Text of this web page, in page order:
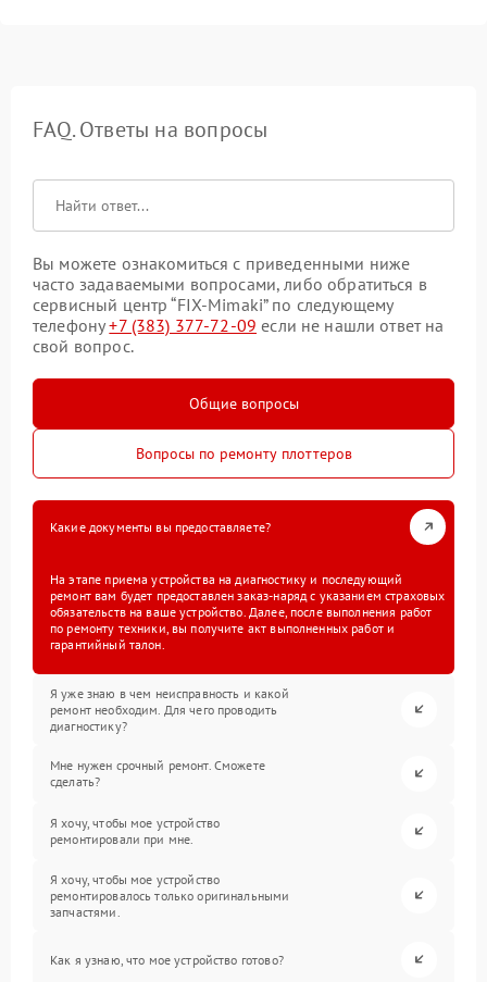
FAQ. Ответы на вопросы
Вы можете ознакомиться с приведенными ниже
часто задаваемыми вопросами, либо обратиться в
сервисный центр “FIX-Mimaki” по следующему
телефону+7 (383) 377-72-09 если не нашли ответ на
свой вопрос.
Общие вопросы
Вопросы по ремонту плоттеров
Какие документы вы предоставляете?
На этапе приема устройства на диагностику и последующий
ремонт вам будет предоставлен заказ-наряд с указанием страховых
обязательств на ваше устройство. Далее, после выполнения работ
по ремонту техники, вы получите акт выполненных работ и
гарантийный талон.
Я уже знаю в чем неисправность и какой
ремонт необходим. Для чего проводить
диагностику?
Мне нужен срочный ремонт. Сможете
сделать?
Я хочу, чтобы мое устройство
ремонтировали при мне.
Я хочу, чтобы мое устройство
ремонтировалось только оригинальными
запчастями.
Как я узнаю, что мое устройство готово?